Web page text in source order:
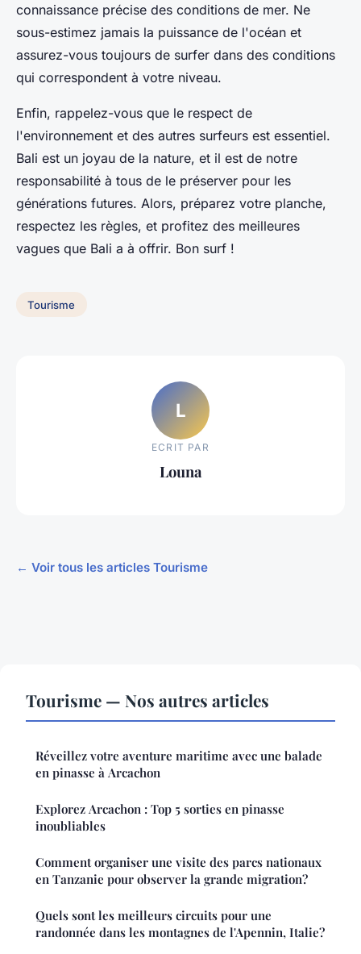
connaissance précise des conditions de mer. Ne
sous-estimez jamais la puissance de l'océan et
assurez-vous toujours de surfer dans des conditions
qui correspondent à votre niveau.
Enfin, rappelez-vous que le respect de
l'environnement et des autres surfeurs est essentiel.
Bali est un joyau de la nature, et il est de notre
responsabilité à tous de le préserver pour les
générations futures. Alors, préparez votre planche,
respectez les règles, et profitez des meilleures
vagues que Bali a à offrir. Bon surf !
Tourisme
L
ECRIT PAR
Louna
← Voir tous les articles Tourisme
Tourisme — Nos autres articles
Réveillez votre aventure maritime avec une balade
en pinasse à Arcachon
Explorez Arcachon : Top 5 sorties en pinasse
inoubliables
Comment organiser une visite des parcs nationaux
en Tanzanie pour observer la grande migration?
Quels sont les meilleurs circuits pour une
randonnée dans les montagnes de l'Apennin, Italie?